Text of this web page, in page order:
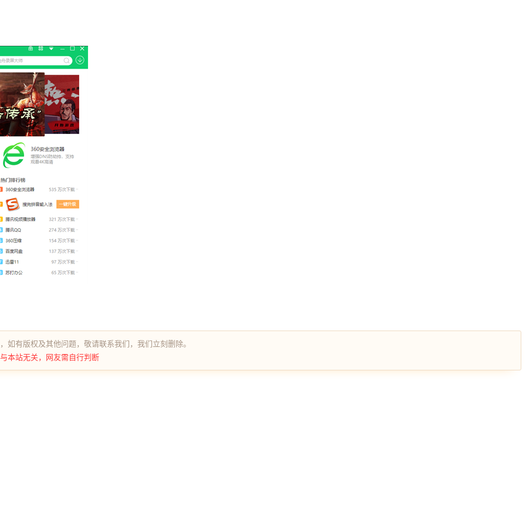
有版权及其他问题，敬请联系我们，我们立刻删除。
本站无关，网友需自行判断